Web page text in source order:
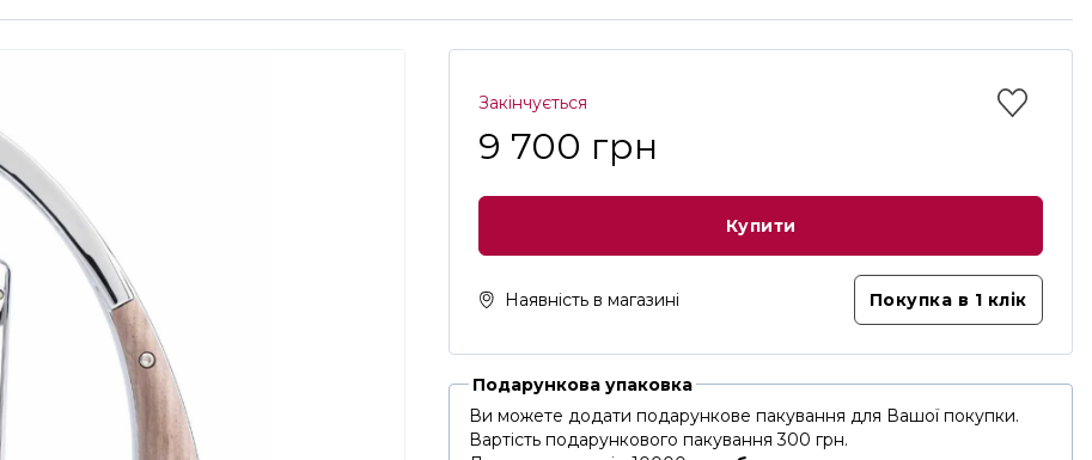
Закінчується
9 700 грн
Купити
Наявність в магазині Покупка в 1 клік
Подарункова упаковка
Ви можете додати подарункове пакування для Вашої покупки.
Вартість подарункового пакування 300 грн.